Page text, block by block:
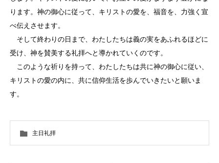
ります。神の御心に従って、キリストの愛を、福音を、力強く宣
べ伝えさせます。
そして終わりの日まで、わたしたちは義の実をあふれるほどに
受け、神を賛美する礼拝へと導かれていくのです。
このような祈りを持って、わたしたちは共に神の御心に従い、
キリストの愛の内に、共に信仰生活を歩んでいきたいと願いま
す。
主日礼拝